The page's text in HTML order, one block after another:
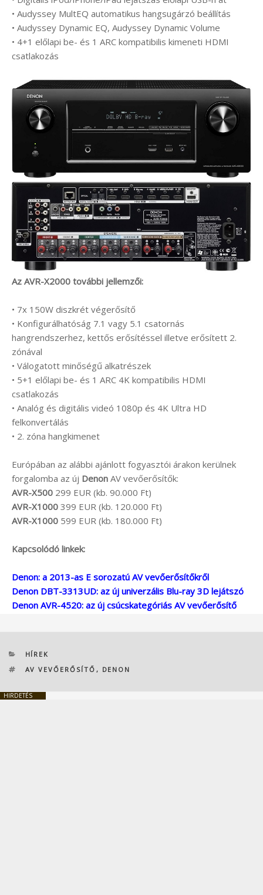
• Audyssey MultEQ automatikus hangsugárzó beállítás
• Audyssey Dynamic EQ, Audyssey Dynamic Volume
• 4+1 előlapi be- és 1 ARC kompatibilis kimeneti HDMI
csatlakozás
Az AVR-X2000 további jellemzői:
• 7x 150W diszkrét végerősítő
• Konfigurálhatóság 7.1 vagy 5.1 csatornás
hangrendszerhez, kettős erősítéssel illetve erősített 2.
zónával
• Válogatott minőségű alkatrészek
• 5+1 előlapi be- és 1 ARC 4K kompatibilis HDMI
csatlakozás
• Analóg és digitális videó 1080p és 4K Ultra HD
felkonvertálás
• 2. zóna hangkimenet
Európában az alábbi ajánlott fogyasztói árakon kerülnek
forgalomba az új Denon AV vevőerősítők:
AVR-X500 299 EUR (kb. 90.000 Ft)
AVR-X1000 399 EUR (kb. 120.000 Ft)
AVR-X1000 599 EUR (kb. 180.000 Ft)
Kapcsolódó linkek:
Denon: a 2013-as E sorozatú AV vevőerősítőkről
Denon DBT-3313UD: az új univerzális Blu-ray 3D lejátszó
Denon AVR-4520: az új csúcskategóriás AV vevőerősítő
KATEGÓRIÁK
HÍREK
CÍMKÉK
AV VEVŐERŐSÍTŐ , DENON
HIRDETÉS